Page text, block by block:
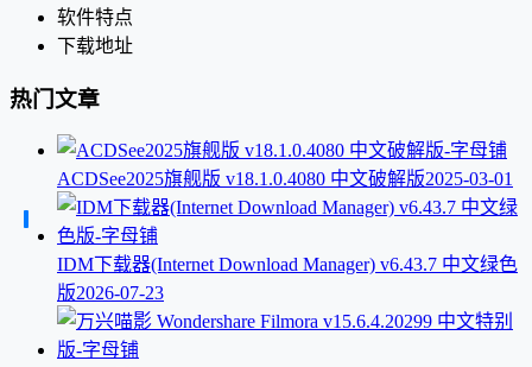
软件特点
下载地址
热门文章
ACDSee2025旗舰版 v18.1.0.4080 中文破解版2025-03-01
IDM下载器(Internet Download Manager) v6.43.7 中文绿色
版2026-07-23